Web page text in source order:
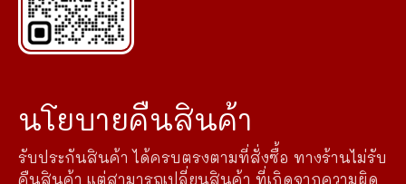
นโยบายคืนสินค้า
รับประกันสินค้า ได้ครบตรงตามที่สั่งซื้อ ทางร้านไม่รับ
คืนสินค้า แต่สามารถเปลี่ยนสินค้า ที่เกิดจากความผิด